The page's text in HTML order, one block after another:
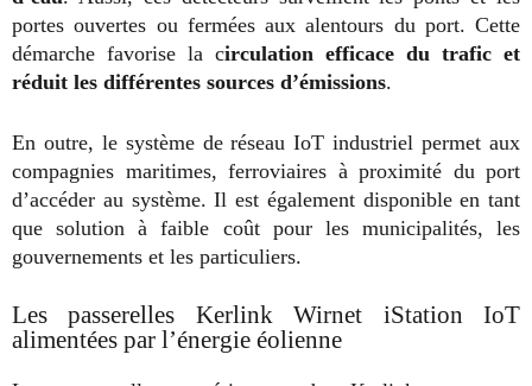
portes ouvertes ou fermées aux alentours du port. Cette
démarche favorise la circulation efficace du trafic et
réduit les différentes sources d’émissions.
En outre, le système de réseau IoT industriel permet aux
compagnies maritimes, ferroviaires à proximité du port
d’accéder au système. Il est également disponible en tant
que solution à faible coût pour les municipalités, les
gouvernements et les particuliers.
Les passerelles Kerlink Wirnet iStation IoT
alimentées par l’énergie éolienne